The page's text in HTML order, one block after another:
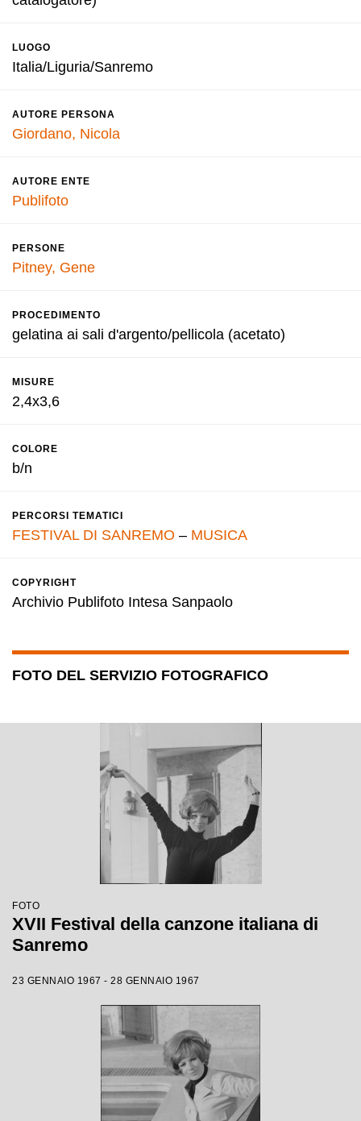
LUOGO
Italia/Liguria/Sanremo
AUTORE PERSONA
Giordano, Nicola
AUTORE ENTE
Publifoto
PERSONE
Pitney, Gene
PROCEDIMENTO
gelatina ai sali d'argento/pellicola (acetato)
MISURE
2,4x3,6
COLORE
b/n
PERCORSI TEMATICI
FESTIVAL DI SANREMO – MUSICA
COPYRIGHT
Archivio Publifoto Intesa Sanpaolo
FOTO DEL SERVIZIO FOTOGRAFICO
FOTO
XVII Festival della canzone italiana di
Sanremo
23 GENNAIO 1967 - 28 GENNAIO 1967